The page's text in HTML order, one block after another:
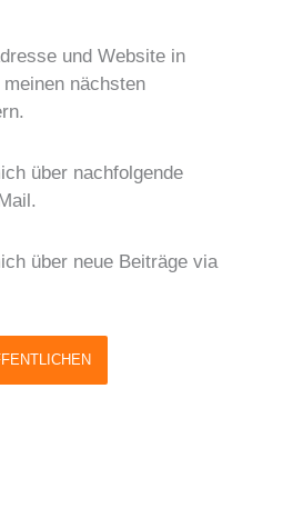
und Website in
nächsten
über nachfolgende
über neue Beiträge via